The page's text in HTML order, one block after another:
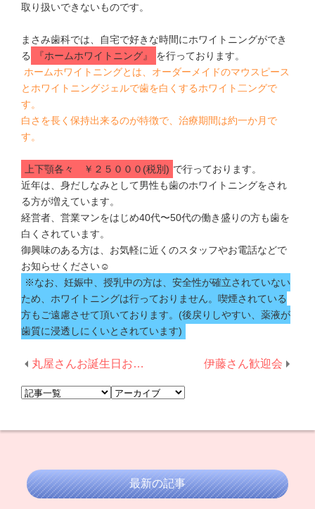
取り扱いできないものです。
まさみ歯科では、自宅で好きな時間にホワイトニングができ
る
『ホームホワイトニング』
を行っております。
ホームホワイトニングとは、オーダーメイドのマウスピース
とホワイトニングジェルで歯を白くするホワイト二ングで
す。
白さを長く保持出来るのが特徴で、治療期間は約一か月で
す。
上下顎各々 ￥２５０００(税別) で行っております。
近年は、身だしなみとして男性も歯のホワイトニングをされ
る方が増えています。
経営者、営業マンをはじめ40代〜50代の働き盛りの方も歯を
白くされています。
御興味のある方は、お気軽に近くのスタッフやお電話などで
お知らせください☺
※なお、妊娠中、授乳中の方は、安全性が確立されていない
ため、ホワイトニングは行っておりません。喫煙されている
方もご遠慮させて頂いております。(後戻りしやすい、薬液が
歯質に浸透しにくいとされています)
丸屋さんお誕生日おめでとうございます！ 伊藤さん歓迎会
最新の記事